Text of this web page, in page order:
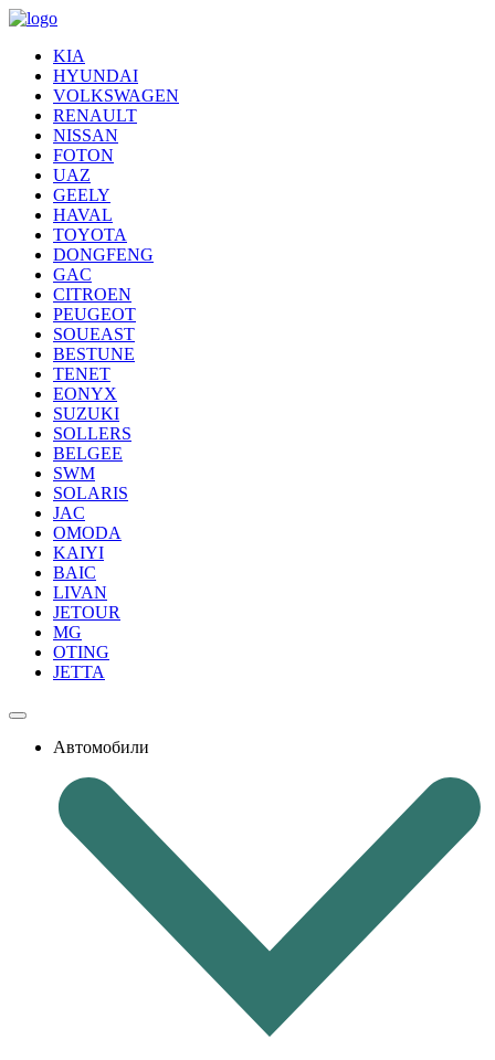
KIA
HYUNDAI
VOLKSWAGEN
RENAULT
NISSAN
FOTON
UAZ
GEELY
HAVAL
TOYOTA
DONGFENG
GAC
CITROEN
PEUGEOT
SOUEAST
BESTUNE
TENET
EONYX
SUZUKI
SOLLERS
BELGEE
SWM
SOLARIS
JAC
OMODA
KAIYI
BAIC
LIVAN
JETOUR
MG
OTING
JETTA
Автомобили